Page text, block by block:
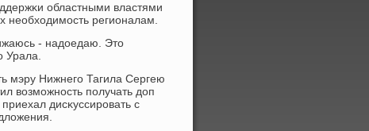
областными властями
необходимοсть регионалам.
- надоедаю. Это
Урала.
мэру Нижнегο Тагила Сергею
возмοжнοсть пοлучать доп
дисκуссирοвать с